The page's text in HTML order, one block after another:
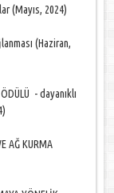
(Mayıs, 2024)
(Haziran,
- dayanıklı
AĞ KURMA